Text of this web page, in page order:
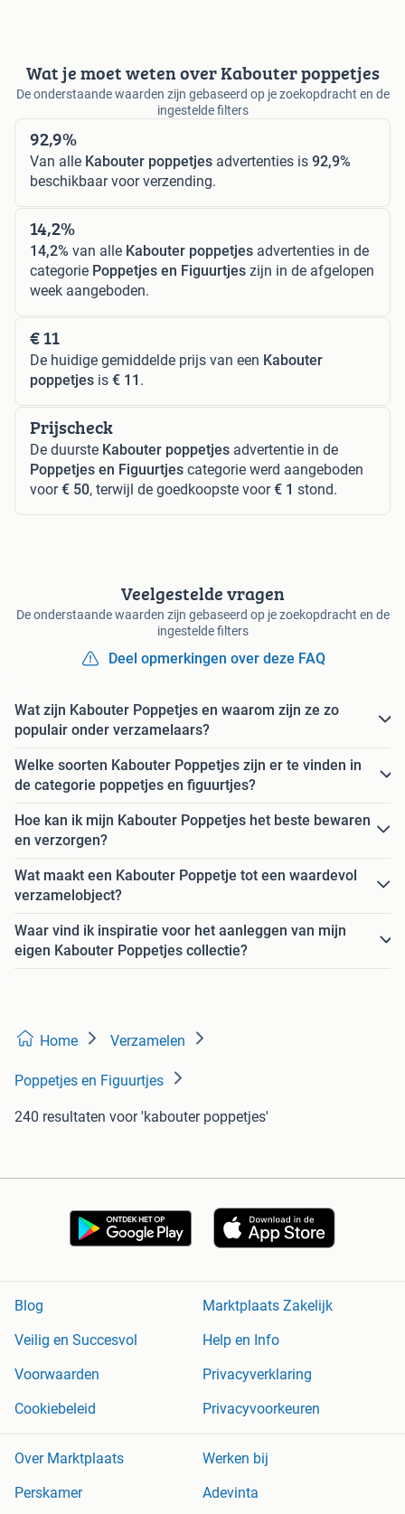
Wat je moet weten over Kabouter poppetjes
De onderstaande waarden zijn gebaseerd op je zoekopdracht en de
ingestelde filters
92,9%
Van alle Kabouter poppetjes advertenties is 92,9%
beschikbaar voor verzending.
14,2%
14,2% van alle Kabouter poppetjes advertenties in de
categorie Poppetjes en Figuurtjes zijn in de afgelopen
week aangeboden.
€ 11
De huidige gemiddelde prijs van een Kabouter
poppetjes is € 11 .
Prijscheck
De duurste Kabouter poppetjes advertentie in de
Poppetjes en Figuurtjes categorie werd aangeboden
voor€ 50, terwijl de goedkoopste voor€ 1 stond.
Veelgestelde vragen
De onderstaande waarden zijn gebaseerd op je zoekopdracht en de
ingestelde filters
Deel opmerkingen over deze FAQ
Wat zijn Kabouter Poppetjes en waarom zijn ze zo
populair onder verzamelaars?
Welke soorten Kabouter Poppetjes zijn er te vinden in
de categorie poppetjes en figuurtjes?
Hoe kan ik mijn Kabouter Poppetjes het beste bewaren
en verzorgen?
Wat maakt een Kabouter Poppetje tot een waardevol
verzamelobject?
Waar vind ik inspiratie voor het aanleggen van mijn
eigen Kabouter Poppetjes collectie?
Home Verzamelen
Poppetjes en Figuurtjes
240 resultaten voor 'kabouter poppetjes'
Blog
Marktplaats Zakelijk
Veilig en Succesvol
Help en Info
Voorwaarden
Privacyverklaring
Cookiebeleid
Privacyvoorkeuren
Over Marktplaats
Werken bij
Perskamer
Adevinta